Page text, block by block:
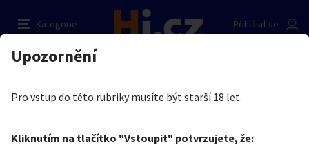
Kategorie
Přihlásit se
Auto-moto
Reality a bydlení Seznamka
Zvířata
Stroje a nářadí PC a elektro Sport a hobby
Erotika Práce v erotice
Je nám líto, ale tenhle inzerát již není aktuální.
50 000 Kč - 70 000 Kč týdně,diskrétně a
zaručeně !!! PRAHA !
Prodávající
Privát Golden Stars
Nahlásit inzerát
Upozornění
Pro vstup do této rubriky musíte být starší 18 let.
Kliknutím na tlačítko "Vstoupit" potvrzujete, že: